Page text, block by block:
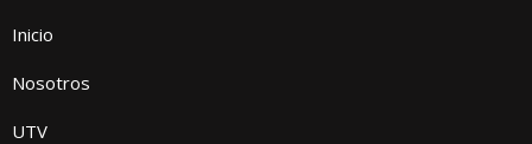
Inicio
Nosotros
UTV